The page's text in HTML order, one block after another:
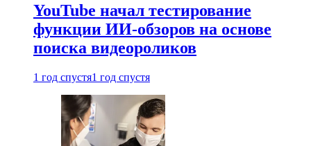
YouTube начал тестирование
функции ИИ-обзоров на основе
поиска видеороликов
1 год спустя1 год спустя